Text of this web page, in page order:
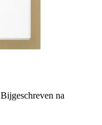
Bijgeschreven na